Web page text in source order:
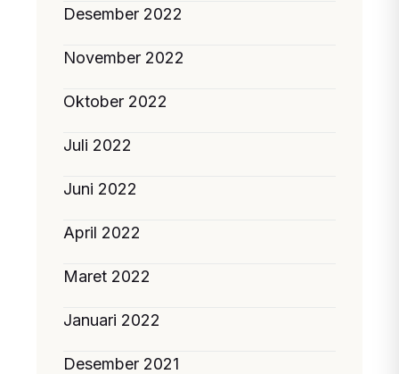
Desember 2022
November 2022
Oktober 2022
Juli 2022
Juni 2022
April 2022
Maret 2022
Januari 2022
Desember 2021